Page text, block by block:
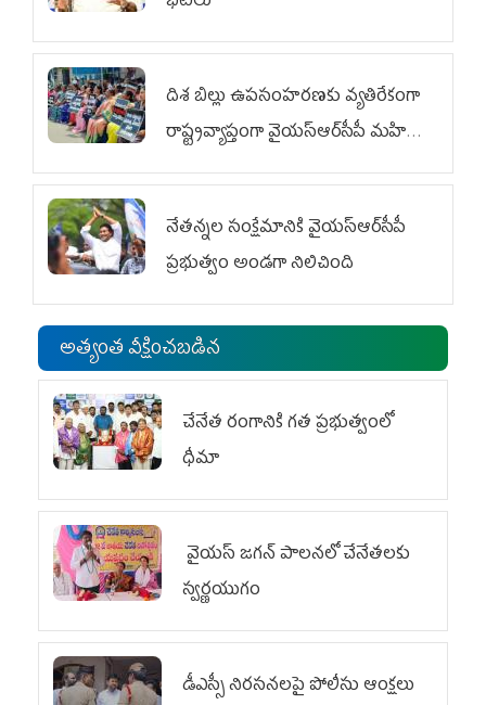
దిశ బిల్లు ఉపసంహరణకు వ్యతిరేకంగా
రాష్ట్రవ్యాప్తంగా వైయ‌స్ఆర్‌సీపీ మహిళా
విభాగం ఆందోళనలు
నేతన్నల సంక్షేమానికి వైయ‌స్ఆర్‌సీపీ
ప్రభుత్వం అండగా నిలిచింది
అత్యంత వీక్షించబడిన
చేనేత రంగానికి గత ప్రభుత్వంలో
ధీమా
వైయ‌స్ జగన్ పాలనలో చేనేతలకు
స్వర్ణయుగం
డీఎస్సీ నిరసనలపై పోలీసు ఆంక్షలు